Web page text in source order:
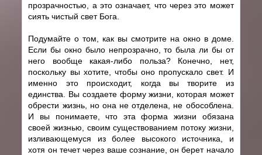
прозрачностью, а это означает, что через это может
сиять чистый свет Бога.
Подумайте о том, как вы смотрите на окно в доме.
Если бы окно было непрозрачно, то была ли бы от
него вообще какая-либо польза? Конечно, нет,
поскольку вы хотите, чтобы оно пропускало свет. И
именно это происходит, когда вы творите из
единства. Вы создаете форму жизни, которая может
обрести жизнь, но она не отделена, не обособлена.
И вы понимаете, что эта форма жизни обязана
своей жизнью, своим существованием потоку жизни,
изливающемуся из более высокого источника, и
хотя он течет через ваше сознание, он берет начало